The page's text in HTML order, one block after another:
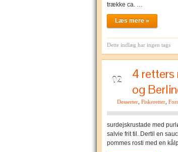
trække ca. …
Læs mere »
Dette indlæg har ingen tags
02
4 retters
og
Desserter Fiskeretter
surdejskrustade med
salvie frit til. Dertil en
pommes rosti med en